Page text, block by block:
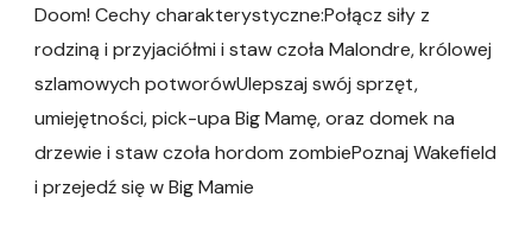
Doom! Cechy charakterystyczne:Połącz siły z
rodziną i przyjaciółmi i staw czoła Malondre, królowej
szlamowych potworówUlepszaj swój sprzęt,
umiejętności, pick-upa Big Mamę, oraz domek na
drzewie i staw czoła hordom zombiePoznaj Wakefield
i przejedź się w Big Mamie